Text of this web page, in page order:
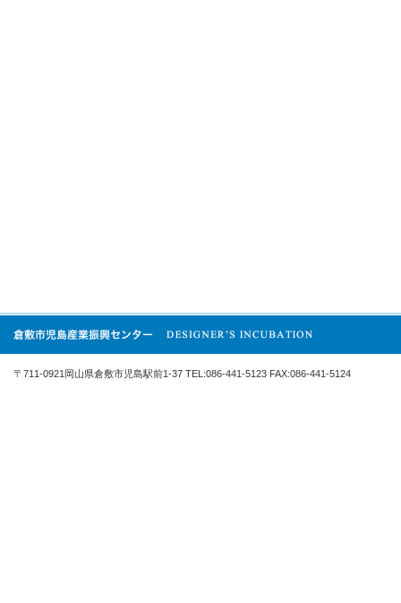
〒711-0921岡山県倉敷市児島駅前1-37 TEL:086-441-5123 FAX:086-441-5124